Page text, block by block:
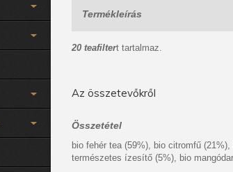
Termékleírás
20 teafiltert tartalmaz.
Az összetevőkről
Összetétel
bio fehér tea (59%), bio citromfű
természetes ízesítő (5%), bio